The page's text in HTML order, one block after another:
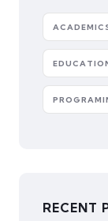
RECENT